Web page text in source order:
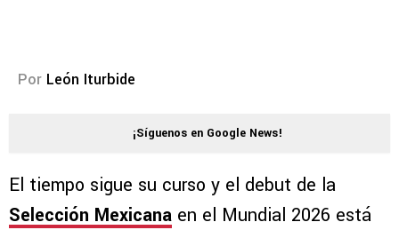
Por León Iturbide
¡Síguenos en Google News!
El tiempo sigue su curso y el debut de la
Selección Mexicana en el Mundial 2026 está